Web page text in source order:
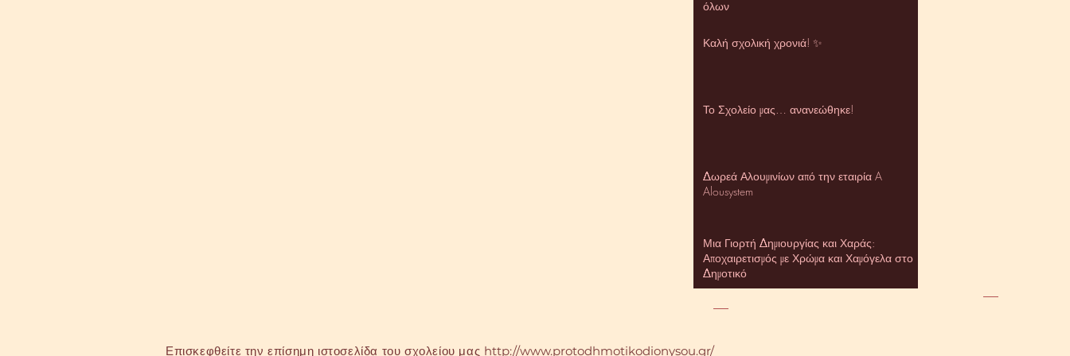
όλων
Καλή σχολική χρονιά! ✨
Το Σχολείο μας… ανανεώθηκε!
Δωρεά Αλουμινίων από την εταιρία A
Alousystem
Μια Γιορτή Δημιουργίας και Χαράς:
Αποχαιρετισμός με Χρώμα και Χαμόγελα στο
Δημοτικό
Επισκεφθείτε την επίσημη ιστοσελίδα του σχολείου μας http://www.protodhmotikodionysou.gr/